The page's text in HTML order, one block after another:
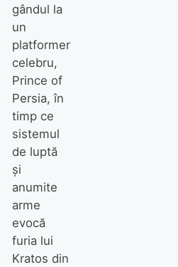
gândul la
un
platformer
celebru,
Prince of
Persia, în
timp ce
sistemul
de luptă
și
anumite
arme
evocă
furia lui
Kratos din